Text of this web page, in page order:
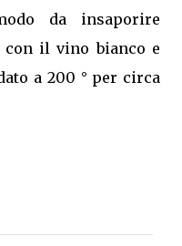
da insaporire
con il vino bianco e
a 200 ° per circa